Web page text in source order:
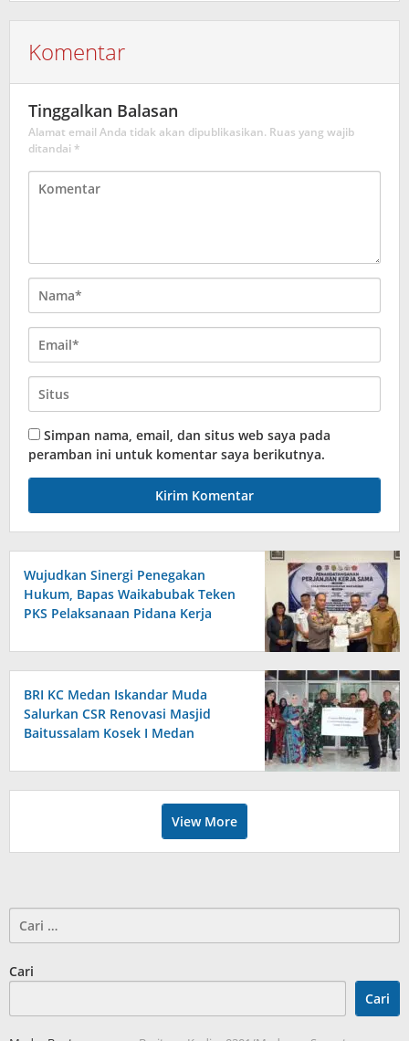
Komentar
Tinggalkan Balasan
Alamat email Anda tidak akan dipublikasikan. Ruas yang wajib
ditandai *
Simpan nama, email, dan situs web saya pada
peramban ini untuk komentar saya berikutnya.
Wujudkan Sinergi Penegakan
Hukum, Bapas Waikabubak Teken
PKS Pelaksanaan Pidana Kerja
Sumba Timur
BRI KC Medan Iskandar Muda
Salurkan CSR Renovasi Masjid
Baitussalam Kosek I Medan
View More
untuk:
Cari
Cari